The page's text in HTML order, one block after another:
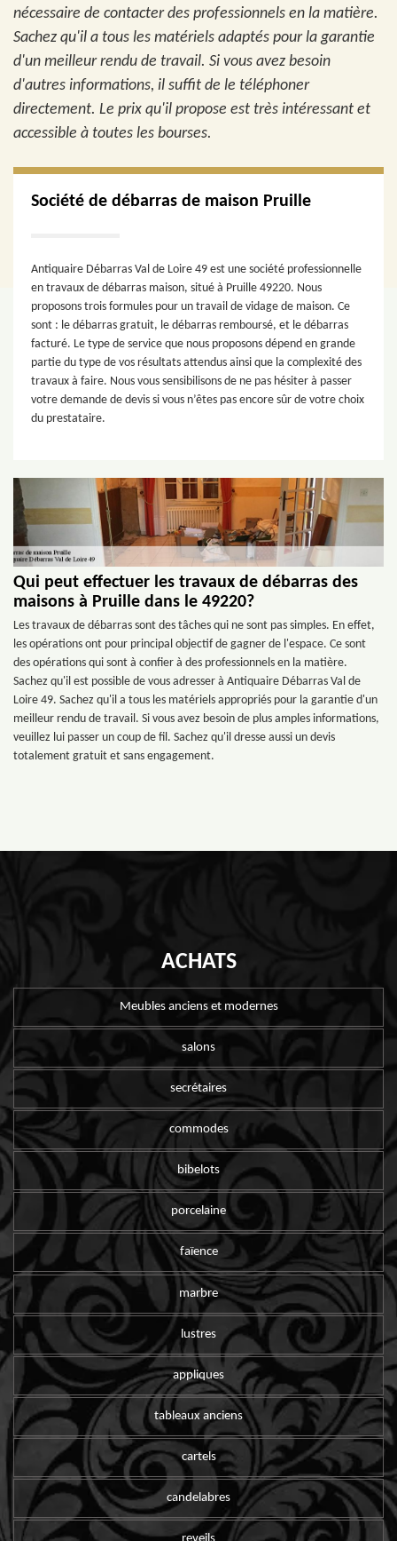
nécessaire de contacter des professionnels en la matière.
Sachez qu'il a tous les matériels adaptés pour la garantie
d'un meilleur rendu de travail. Si vous avez besoin
d'autres informations, il suffit de le téléphoner
directement. Le prix qu'il propose est très intéressant et
accessible à toutes les bourses.
Société de débarras de maison Pruille
Antiquaire Débarras Val de Loire 49 est une société professionnelle
en travaux de débarras maison, situé à Pruille 49220. Nous
proposons trois formules pour un travail de vidage de maison. Ce
sont : le débarras gratuit, le débarras remboursé, et le débarras
facturé. Le type de service que nous proposons dépend en grande
partie du type de vos résultats attendus ainsi que la complexité des
travaux à faire. Nous vous sensibilisons de ne pas hésiter à passer
votre demande de devis si vous n’êtes pas encore sûr de votre choix
du prestataire.
Qui peut effectuer les travaux de débarras des
maisons à Pruille dans le 49220?
Les travaux de débarras sont des tâches qui ne sont pas simples. En effet,
les opérations ont pour principal objectif de gagner de l'espace. Ce sont
des opérations qui sont à confier à des professionnels en la matière.
Sachez qu'il est possible de vous adresser à Antiquaire Débarras Val de
Loire 49. Sachez qu'il a tous les matériels appropriés pour la garantie d'un
meilleur rendu de travail. Si vous avez besoin de plus amples informations,
veuillez lui passer un coup de fil. Sachez qu'il dresse aussi un devis
totalement gratuit et sans engagement.
ACHATS
Meubles anciens et modernes
salons
secrétaires
commodes
bibelots
porcelaine
faïence
marbre
lustres
appliques
tableaux anciens
cartels
candelabres